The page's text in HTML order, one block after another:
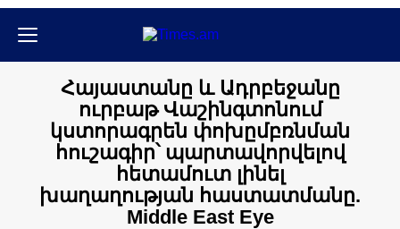
Հայաստանը և Ադրբեջանը
ուրբաթ Վաշինգտոնում
կստորագրեն փոխըմբռնման
հուշագիր՝ պարտավորվելով
հետամուտ լինել
խաղաղության հաստատմանը.
Middle East Eye